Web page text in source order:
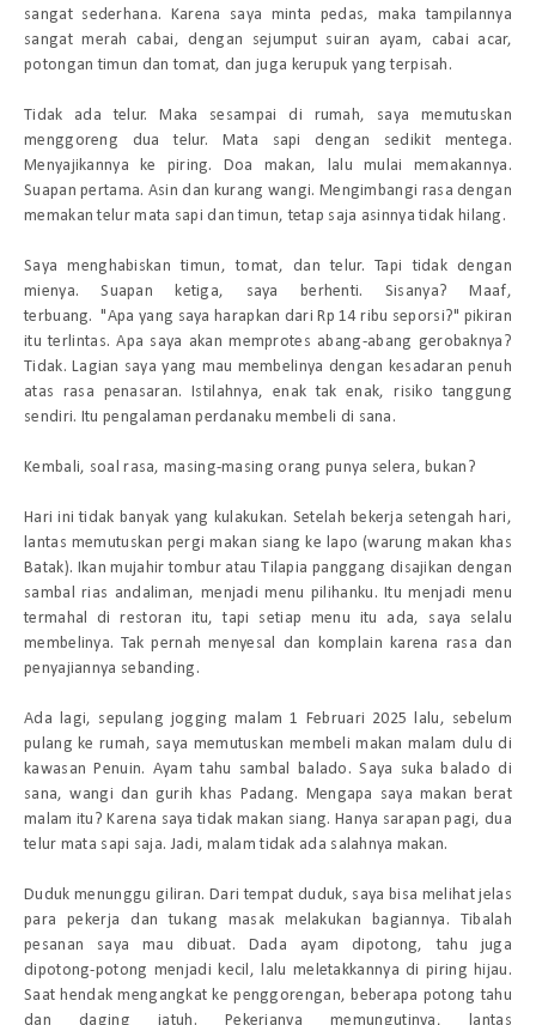
sangat sederhana. Karena saya minta pedas, maka tampilannya
sangat merah cabai, dengan sejumput suiran ayam, cabai acar,
potongan timun dan tomat, dan juga kerupuk yang terpisah.
Tidak ada telur. Maka sesampai di rumah, saya memutuskan
menggoreng dua telur. Mata sapi dengan sedikit mentega.
Menyajikannya ke piring. Doa makan, lalu mulai memakannya.
Suapan pertama. Asin dan kurang wangi. Mengimbangi rasa dengan
memakan telur mata sapi dan timun, tetap saja asinnya tidak hilang.
Saya menghabiskan timun, tomat, dan telur. Tapi tidak dengan
mienya. Suapan ketiga, saya berhenti. Sisanya? Maaf,
terbuang. "Apa yang saya harapkan dari Rp 14 ribu seporsi?" pikiran
itu terlintas. Apa saya akan memprotes abang-abang gerobaknya?
Tidak. Lagian saya yang mau membelinya dengan kesadaran penuh
atas rasa penasaran. Istilahnya, enak tak enak, risiko tanggung
sendiri. Itu pengalaman perdanaku membeli di sana.
Kembali, soal rasa, masing-masing orang punya selera, bukan?
Hari ini tidak banyak yang kulakukan. Setelah bekerja setengah hari,
lantas memutuskan pergi makan siang ke lapo (warung makan khas
Batak). Ikan mujahir tombur atau Tilapia panggang disajikan dengan
sambal rias andaliman, menjadi menu pilihanku. Itu menjadi menu
termahal di restoran itu, tapi setiap menu itu ada, saya selalu
membelinya. Tak pernah menyesal dan komplain karena rasa dan
penyajiannya sebanding.
Ada lagi, sepulang jogging malam 1 Februari 2025 lalu, sebelum
pulang ke rumah, saya memutuskan membeli makan malam dulu di
kawasan Penuin. Ayam tahu sambal balado. Saya suka balado di
sana, wangi dan gurih khas Padang. Mengapa saya makan berat
malam itu? Karena saya tidak makan siang. Hanya sarapan pagi, dua
telur mata sapi saja. Jadi, malam tidak ada salahnya makan.
Duduk menunggu giliran. Dari tempat duduk, saya bisa melihat jelas
para pekerja dan tukang masak melakukan bagiannya. Tibalah
pesanan saya mau dibuat. Dada ayam dipotong, tahu juga
dipotong-potong menjadi kecil, lalu meletakkannya di piring hijau.
Saat hendak mengangkat ke penggorengan, beberapa potong tahu
dan daging jatuh. Pekerjanya memungutinya, lantas